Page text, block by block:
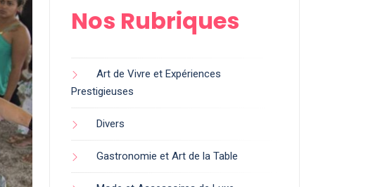
Nos Rubriques
Art de Vivre et Expériences
Prestigieuses
Divers
Gastronomie et Art de la Table